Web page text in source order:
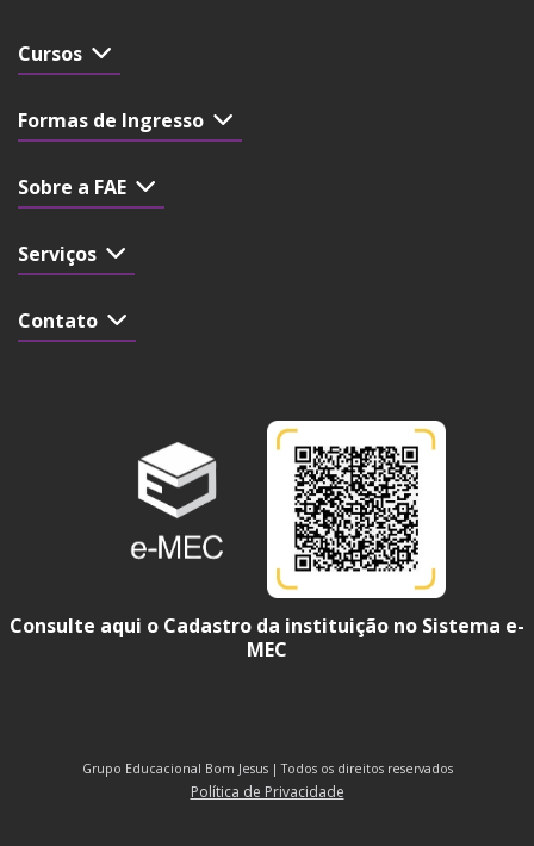
Cursos
Formas de Ingresso
Sobre a FAE
Serviços
Contato
Consulte aqui o Cadastro da instituição no Sistema e-
MEC
Grupo Educacional Bom Jesus | Todos os direitos reservados
Política de Privacidade